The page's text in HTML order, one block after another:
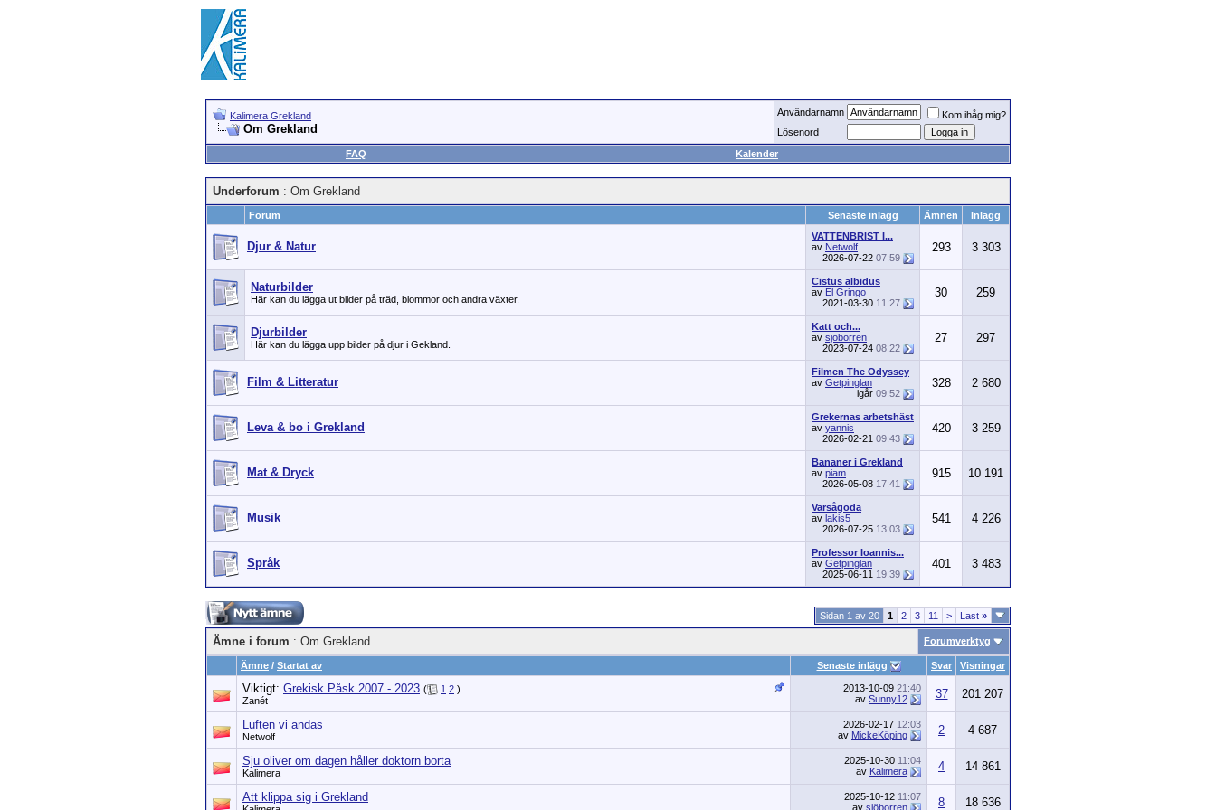
Kalimera Grekland
Om Grekland
Användarnamn
Kom ihåg mig?
Lösenord
FAQ
Kalender
Underforum : Om Grekland
Forum Senaste inlägg Ämnen Inlägg
Djur & Natur
VATTENBRIST I...
av Netwolf
2026-07-22 07:59
293 3 303
Naturbilder
Här kan du lägga ut bilder på träd, blommor och andra växter.
Cistus albidus
av El Gringo
2021-03-30 11:27
30 259
Djurbilder
Här kan du lägga upp bilder på djur i Gekland.
Katt och...
av sjöborren
2023-07-24 08:22
27 297
Film & Litteratur
Filmen The Odyssey
av Getpinglan
igår 09:52
328 2 680
Leva & bo i Grekland
Grekernas arbetshäst
av yannis
2026-02-21 09:43
420 3 259
Mat & Dryck
Bananer i Grekland
av piam
2026-05-08 17:41
915 10 191
Musik
Varsågoda
av lakis5
2026-07-25 13:03
541 4 226
Språk
Professor Ioannis...
av Getpinglan
2025-06-11 19:39
401 3 483
Sidan 1 av 20 1 2 3 11 > Last »
Ämne i forum : Om Grekland Forumverktyg
Ämne / Startat av Senaste inlägg Svar Visningar
Viktigt: Grekisk Påsk 2007 - 2023 ( 1 2 )
Zanét
2013-10-09 21:40
av Sunny12 37 201 207
Luften vi andas
Netwolf
2026-02-17 12:03
av MickeKöping 2 4 687
Sju oliver om dagen håller doktorn borta
Kalimera
2025-10-30 11:04
av Kalimera 4 14 861
Att klippa sig i Grekland 2025-10-12 11:07
av sjöborren 8 18 636